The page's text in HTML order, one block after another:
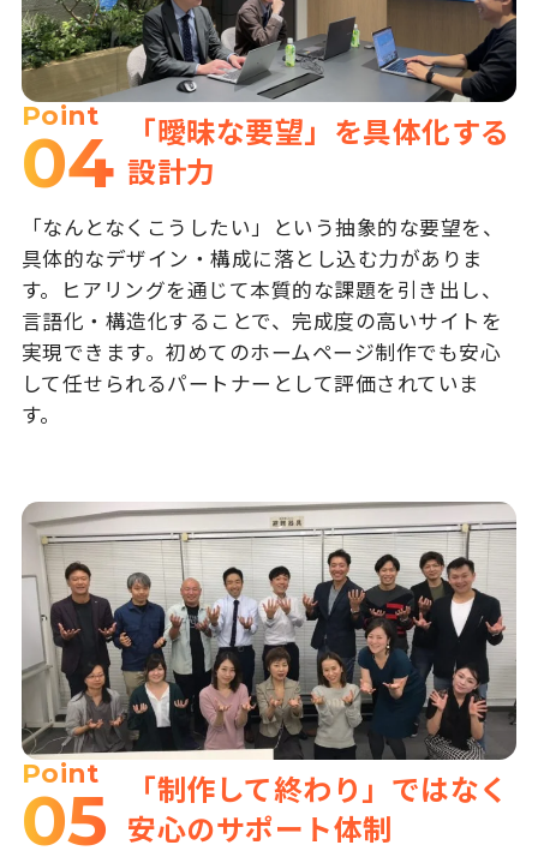
Point
04
「曖昧な要望」を具体化する
設計力
「なんとなくこうしたい」という抽象的な要望を、
具体的なデザイン・構成に落とし込む力がありま
す。ヒアリングを通じて本質的な課題を引き出し、
言語化・構造化することで、完成度の高いサイトを
実現できます。初めてのホームページ制作でも安心
して任せられるパートナーとして評価されていま
す。
Point
05
「制作して終わり」ではなく
安心のサポート体制